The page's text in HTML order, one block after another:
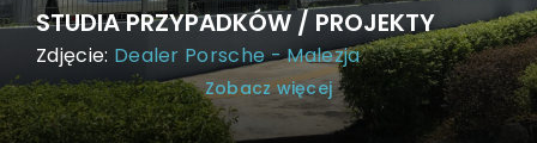
STUDIA PRZYPADKÓW / PROJEKTY
Zdjęcie: Dealer Porsche - Malezja
Zobacz więcej